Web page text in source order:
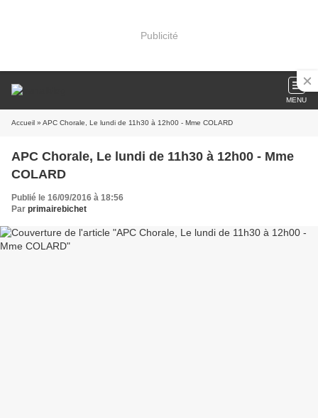
Publicité
MENU
Accueil » APC Chorale, Le lundi de 11h30 à 12h00 - Mme COLARD
APC Chorale, Le lundi de 11h30 à 12h00 - Mme
COLARD
Publié le 16/09/2016 à 18:56
Par primairebichet